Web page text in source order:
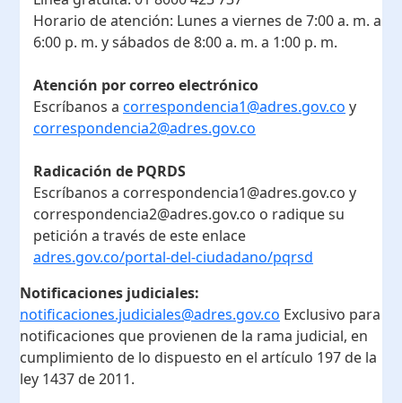
Horario de atención: Lunes a viernes de 7:00 a. m. a
6:00 p. m. y sábados de 8:00 a. m. a 1:00 p. m.
Atención por correo electrónico
Escríbanos a correspondencia1@adres.gov.co y
correspondencia2@adres.gov.co
Radicación de PQRDS
Escríbanos a correspondencia1@adres.gov.co y
correspondencia2@adres.gov.co o radique su
petición a través de este enlace
adres.gov.co/portal-del-ciudadano/pqrsd
Notificaciones judiciales:
notificaciones.judiciales@adres.gov.co Exclusivo para
notificaciones que provienen de la rama judicial, en
cumplimiento de lo dispuesto en el artículo 197 de la
ley 1437 de 2011.